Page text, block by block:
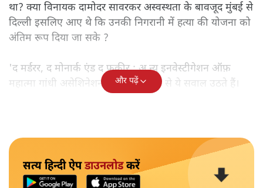
था? क्या विनायक दामोदर सावरकर अस्वस्थता के बावजूद मुंबई से
दिल्ली इसलिए आए थे कि उनकी निगरानी में हत्या की योजना को
अंतिम रूप दिया जा सके ?
'द मर्डरर, द मोनार्क एंड द फ़कीर : अ न्यू इनवेस्टीगेशन ऑफ़
महात्मा गांधी असेशिनेशन' नामक किताब से ये सवाल उठते हैं।
और पढ़ें
सत्य हिन्दी ऐपडाउनलोडकरें